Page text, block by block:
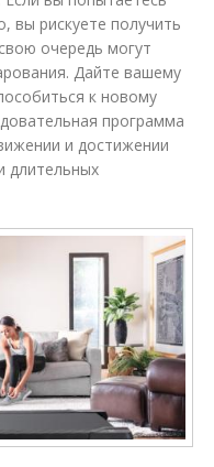
вы рискуете получить
очередь могут
Дайте вашему
к новому
программа
и достижении
длительных